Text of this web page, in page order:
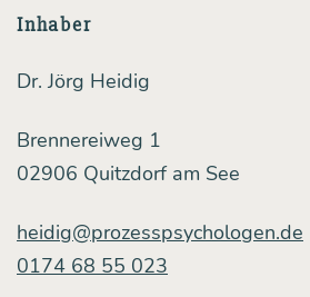
ändern
Inhaber
Dr. Jörg Heidig
Brennereiweg 1
02906 Quitzdorf am See
heidig@prozesspsychologen.de
0174 68 55 023